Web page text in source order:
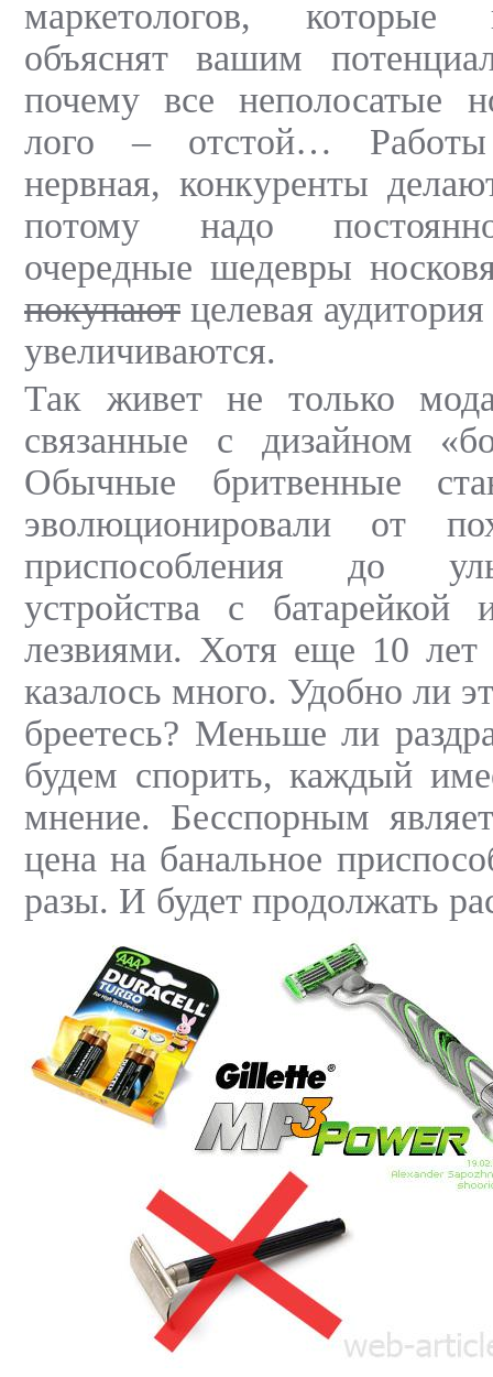
маркетологов, которые
объяснят вашим
почему все неполосатые
лого – отстой…
нервная, конкуренты
потому надо
очередные шедевры
покупают целевая
увеличиваются.
Так живет не только
связанные с дизайном
Обычные бритвенные
эволюционировали от
приспособления до
устройства с
лезвиями. Хотя еще 10 лет
казалось много. Удобно ли
бреетесь? Меньше ли
будем спорить, каждый
мнение. Бесспорным
цена на банальное
разы. И будет продолжать